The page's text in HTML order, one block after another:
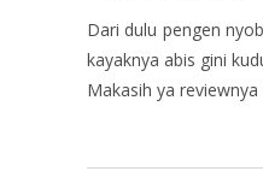
Dari dulu pengen
kayaknya abis gini
Makasih ya